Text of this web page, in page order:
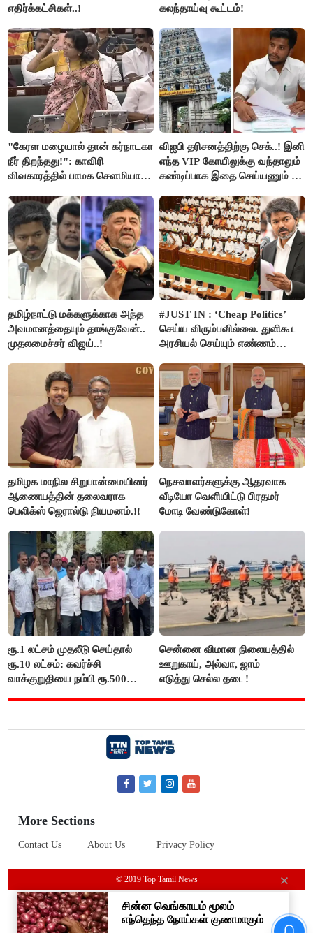
எதிர்க்கட்சிகள்..!
கலந்தாய்வு கூட்டம்!
"கேரள மழையால் தான் கர்நாடகா
நீர் திறந்தது!": காவிரி
விவகாரத்தில் பாமக சௌமியா
விஐபி தரிசனத்திற்கு செக்..! இனி
எந்த VIP கோயிலுக்கு வந்தாலும்
கண்டிப்பாக இதை செய்யணும் -
தமிழ்நாட்டு மக்களுக்காக அந்த
அவமானத்தையும் தாங்குவேன்..
முதலமைச்சர் விஜய்..!
#JUST IN : ‘Cheap Politics’
செய்ய விரும்பவில்லை. துளிகூட
அரசியல் செய்யும் எண்ணம்
விஜய் பதில்!
தமிழக மாநில சிறுபான்மையினர்
ஆணையத்தின் தலைவராக
பெலிக்ஸ் ஜெரால்டு நியமனம்.!!
நெசவாளர்களுக்கு ஆதரவாக
வீடியோ வெளியிட்டு பிரதமர்
மோடி வேண்டுகோள்!
ரூ.1 லட்சம் முதலீடு செய்தால்
ரூ.10 லட்சம்: கவர்ச்சி
வாக்குறுதியை நம்பி ரூ.500
சென்னை விமான நிலையத்தில்
ஊறுகாய், அல்வா, ஜாம்
எடுத்து செல்ல தடை!
More Sections
Contact Us About Us Privacy Policy
© 2019 Top Tamil News
#BREAKING ஷாக் கொடுத்த